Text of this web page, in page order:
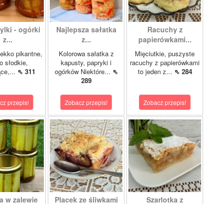
- ogórki
z...
pikantne,
słodkie,
⇖ 311
przepis!
Najlepsza sałatka
z...
Kolorowa sałatka z
kapusty, papryki i
ogórków Niektóre... ⇖
289
Zobacz przepis!
Racuchy z
papierówkami...
Mięciutkie, puszyste
racuchy z papierówkami
to jeden z... ⇖ 284
Zobacz przepis!
w zalewie Placek ze śliwkami Szarlotka z